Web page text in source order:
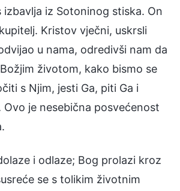
izbavlja iz Sotoninog stiska. On
Kristov vječni, uskrsli
u nama, odredivši nam da
životom, kako bismo se
s Njim, jesti Ga, piti Ga i
Ovo je nesebična posvećenost
i odlaze; Bog prolazi kroz
se s tolikim životnim